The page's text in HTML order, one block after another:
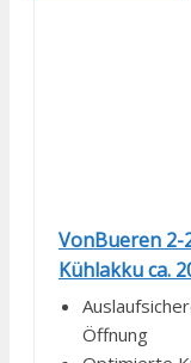
VonBueren 2-
Kühlakku ca.
Öffnung